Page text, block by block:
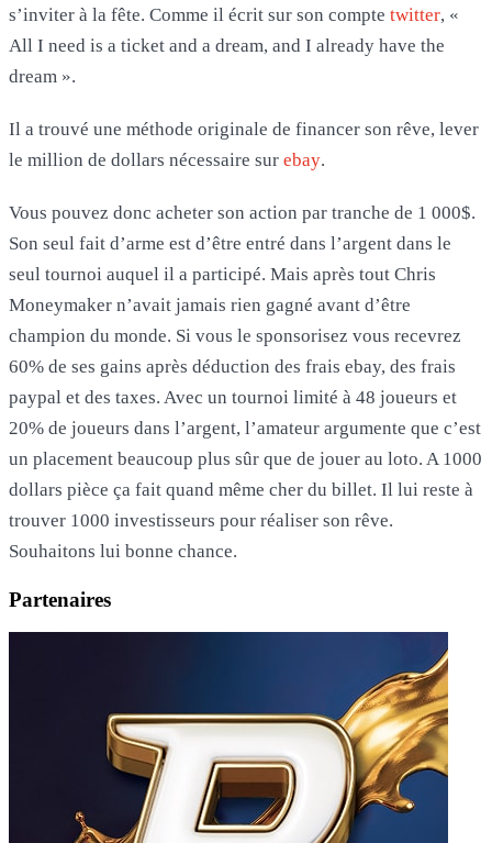
s’inviter à la fête. Comme il écrit sur son compte twitter, «
All I need is a ticket and a dream, and I already have the
dream ».
Il a trouvé une méthode originale de financer son rêve, lever
le million de dollars nécessaire sur ebay.
Vous pouvez donc acheter son action par tranche de 1 000$.
Son seul fait d’arme est d’être entré dans l’argent dans le
seul tournoi auquel il a participé. Mais après tout Chris
Moneymaker n’avait jamais rien gagné avant d’être
champion du monde. Si vous le sponsorisez vous recevrez
60% de ses gains après déduction des frais ebay, des frais
paypal et des taxes. Avec un tournoi limité à 48 joueurs et
20% de joueurs dans l’argent, l’amateur argumente que c’est
un placement beaucoup plus sûr que de jouer au loto. A 1000
dollars pièce ça fait quand même cher du billet. Il lui reste à
trouver 1000 investisseurs pour réaliser son rêve.
Souhaitons lui bonne chance.
Partenaires